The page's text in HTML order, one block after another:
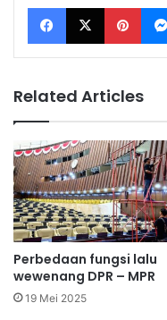
Facebook X Pinterest
Related Articles
Perbedaan fungsi lalu
wewenang DPR – MPR
19 Mei 2025